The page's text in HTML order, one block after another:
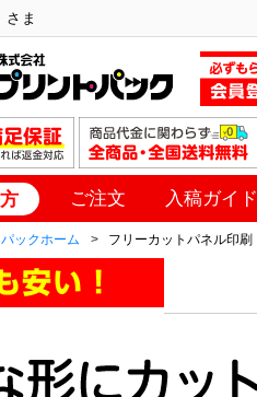
さま
ご注文 入稿ガイド
ックホーム フリーカットパネル印刷